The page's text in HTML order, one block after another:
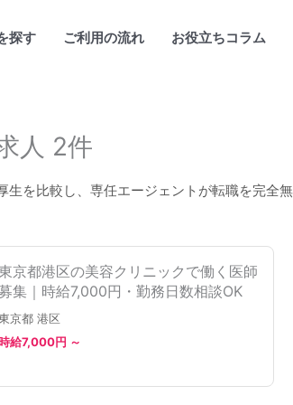
探す ご利用の流れ お役立ちコラム
人 2件
を比較し、専任エージェントが転職を完全
京都港区の美容クリニックで働く医師
集｜時給7,000円・勤務日数相談OK
京都 港区
給7,000円 ～